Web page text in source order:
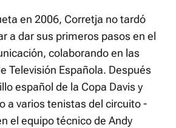
en 2006, Corretja no tardó
a dar sus primeros pasos en el
colaborando en las
Televisión Española. Después
español de la Copa Davis y
a varios tenistas del circuito -
el equipo técnico de Andy